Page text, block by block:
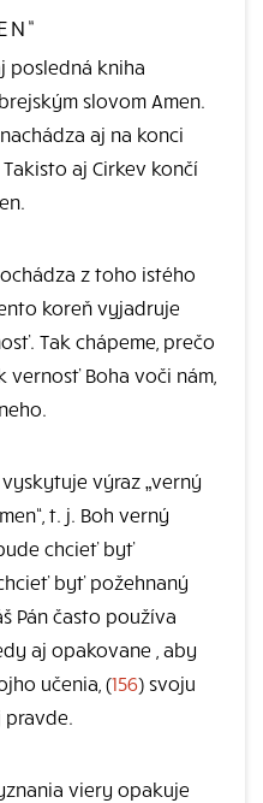
posledná kniha
slovom Amen.
aj na konci
aj Cirkev končí
z toho istého
koreň vyjadruje
Tak chápeme, prečo
vernosť Boha voči nám,
výraz „verný
t. j. Boh verný
chcieť byť
byť požehnaný
Pán často používa
aj opakovane , aby
učenia, (156) svoju
pravde.
viery opakuje